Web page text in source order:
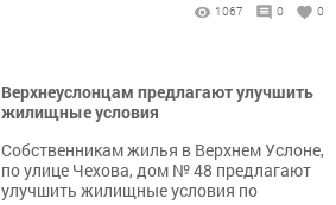
1067 0 0
Верхнеуслонцам предлагают улучшить
жилищные условия
Собственникам жилья в Верхнем Услоне,
по улице Чехова, дом № 48 предлагают
улучшить жилищные условия по